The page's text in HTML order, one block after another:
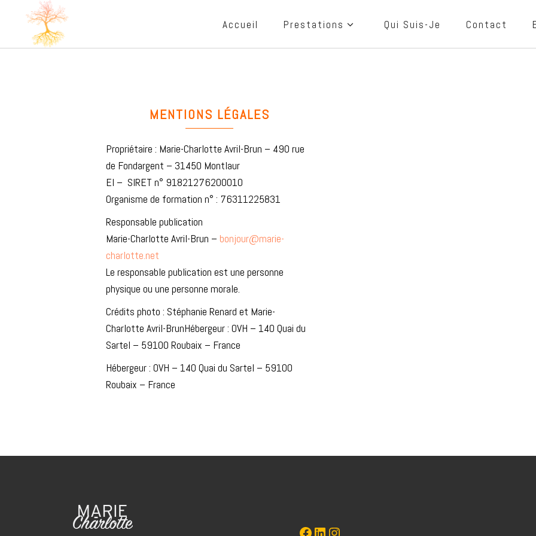
Accueil Prestations Qui Suis-Je Contact
MENTIONS LÉGALES
Propriétaire : Marie-Charlotte Avril-Brun – 490 rue
de Fondargent – 31450 Montlaur
EI – SIRET n° 91821276200010
Organisme de formation n° : 76311225831
Responsable publication
Marie-Charlotte Avril-Brun – bonjour@marie-
charlotte.net
Le responsable publication est une personne
physique ou une personne morale.
Crédits photo : Stéphanie Renard et Marie-
Charlotte Avril-BrunHébergeur : OVH – 140 Quai du
Sartel – 59100 Roubaix – France
Hébergeur : OVH – 140 Quai du Sartel – 59100
Roubaix – France
Marie-Charlotte
LinkedIn
Instagram